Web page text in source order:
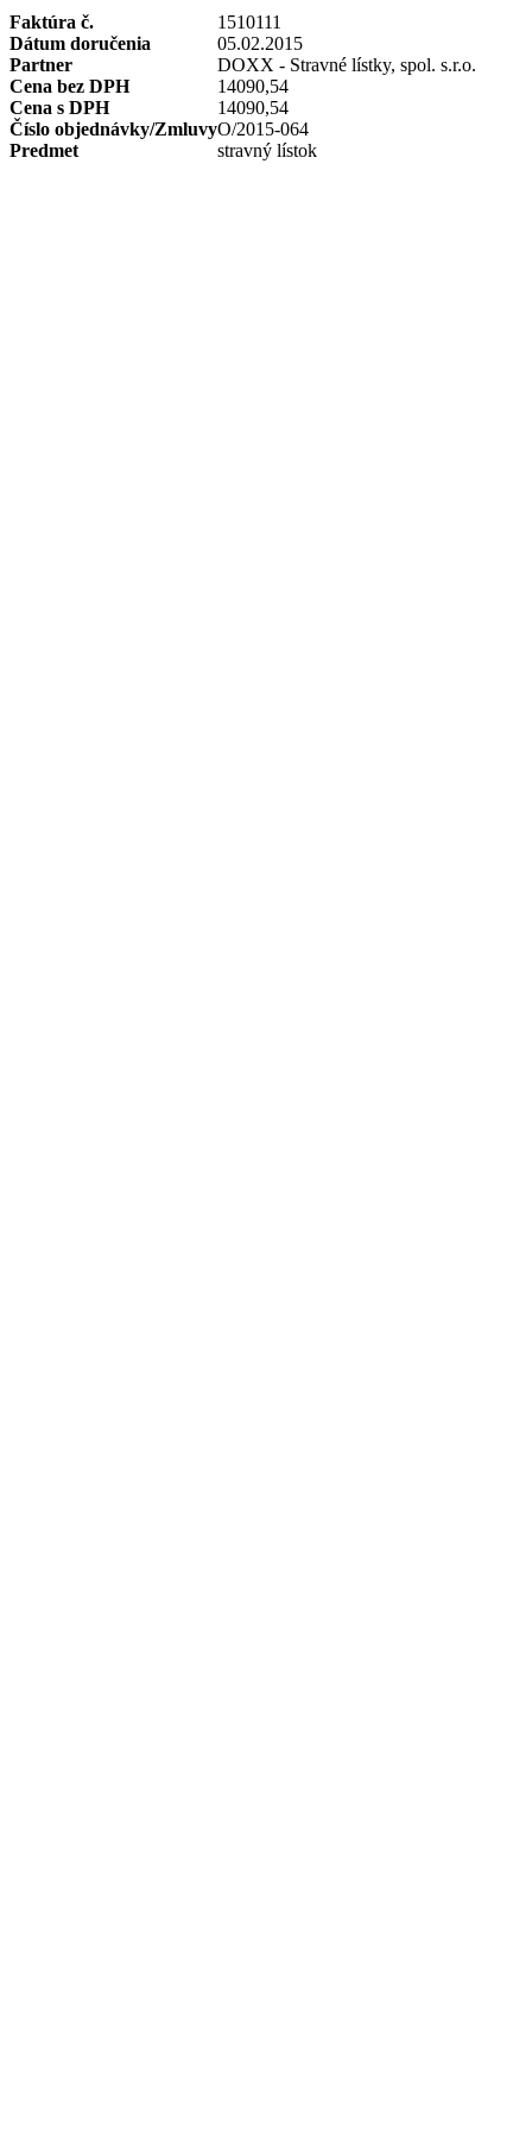
Faktúra č.
1510111
Dátum doručenia
05.02.2015
Partner
DOXX - Stravné lístky, spol. s.r.o.
Cena bez DPH
14090,54
Cena s DPH
14090,54
Číslo objednávky/ZmluvyO/2015-064
Predmet
stravný lístok